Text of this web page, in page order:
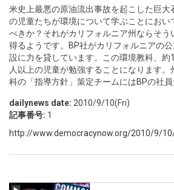
米史上最悪の原油流出事故を起こした巨大
の児童たちが環境について学ぶことにおい
べきか？それがカリフォルニア州ならそう
得るようです。BP社がカリフォルニアの
設に力を貸しています。この環境教科、
人以上の児童が勉強することになります
科の「指導方針」策定チームにはBPの社員
dailynews date: 2010/9/10(Fri)
記事番号: 1
http://www.democracynow.org/2010/9/